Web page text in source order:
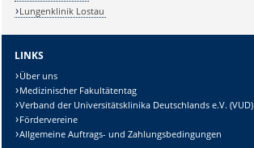
Lungenklinik Lostau
LINKS
Über uns
Medizinischer Fakultätentag
Verband der Universitätsklinika Deutschlands e.V. (VUD)
Fördervereine
Allgemeine Auftrags- und Zahlungsbedingungen